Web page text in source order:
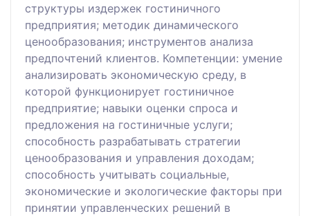
структуры издержек гостиничного
предприятия; методик динамического
ценообразования; инструментов анализа
предпочтений клиентов. Компетенции: умение
анализировать экономическую среду, в
которой функционирует гостиничное
предприятие; навыки оценки спроса и
предложения на гостиничные услуги;
способность разрабатывать стратегии
ценообразования и управления доходам;
способность учитывать социальные,
экономические и экологические факторы при
принятии управленческих решений в